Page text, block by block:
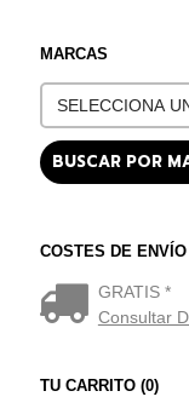
MARCAS
COSTES DE ENVÍO
GRATIS *
Consultar
TU CARRITO (0)